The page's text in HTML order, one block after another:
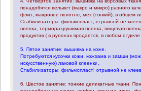
понадобятся вельвет (макро и микро) разного
флиз, махровое полотно, мех (тонкий), в общем
Стабилизаторы: фильмопласт, отрывной не
пленка, терморазрушимая пленка, пищевая
продуктов ( в рулонах продается, в любом отделе
5, Пятое занятие: вышивка на коже.
Потребуются кусочки кожи, кожзама и замши
искусственную) лаковой клеенки.
Стабилизаторы: фильмопласт! отрывной не
6, Шестое занятие: тонкие деликатные ткани.